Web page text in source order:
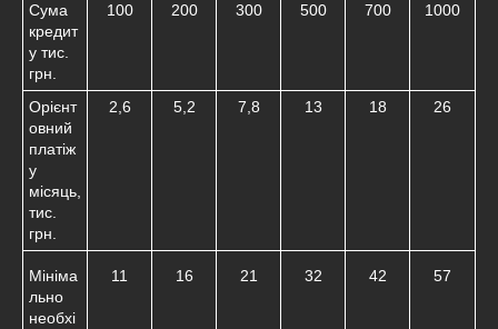
Сума
кредит
у тис.
грн.
100 200 300 500 700 1000
Орієнт
овний
платіж
у
місяць,
тис.
грн.
2,6 5,2 7,8 13 18 26
Мініма
льно
необхі
11 16 21 32 42 57